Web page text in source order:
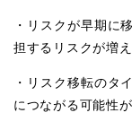
・リスクが早期に
担するリスクが増
・リスク移転のタ
につながる可能性